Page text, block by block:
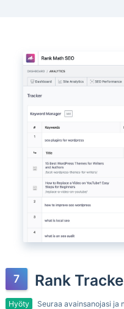
Rank
Hyöty Seuraa avainsanojasi ja